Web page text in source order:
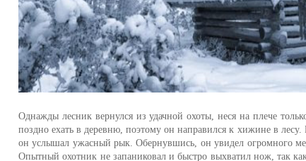
Однажды лесник вернулся из удачной охоты, неся на плече
поздно ехать в деревню, поэтому он направился к хижине в
он услышал ужасный рык. Обернувшись, он увидел огромного
Опытный охотник не запаниковал и быстро выхватил нож, так